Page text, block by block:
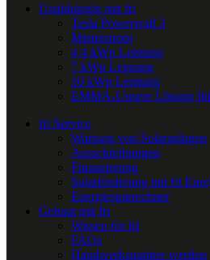
Unabhängig mit fri
Tesla Powerwall 3
Mieterstrom
4,4 kWp Leistung
7 kWp Leistung
10 kWp Leistung
EMMA-Unsere Lösung
fri Service
Wartung von Solaranlagen
Ausschreibungen
Finanzierung
Solarförderung mit fri
Energiesparrechner
Gebaut mit fri
Wissen for fri
FAQs
Handwerkspartner werden